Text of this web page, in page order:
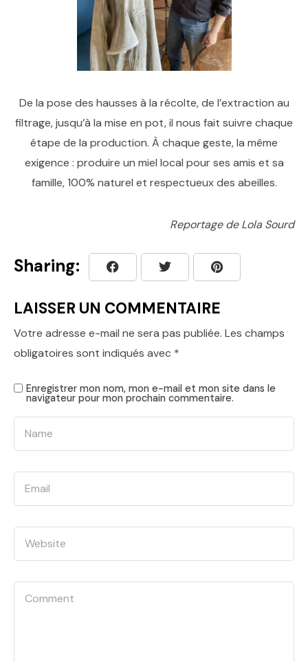
De la pose des hausses à la récolte, de l’extraction au
filtrage, jusqu’à la mise en pot, il nous fait suivre chaque
étape de la production. À chaque geste, la même
exigence : produire un miel local pour ses amis et sa
famille, 100% naturel et respectueux des abeilles.
Reportage de Lola Sourd
Sharing:
LAISSER UN COMMENTAIRE
Votre adresse e-mail ne sera pas publiée. Les champs
obligatoires sont indiqués avec *
Enregistrer mon nom, mon e-mail et mon site dans le
navigateur pour mon prochain commentaire.